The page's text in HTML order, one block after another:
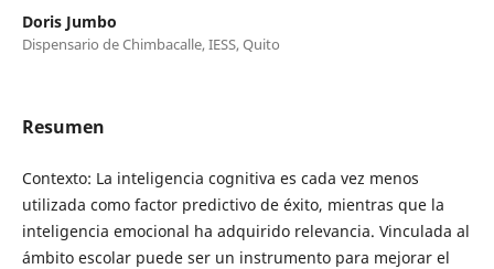
Doris Jumbo
Dispensario de Chimbacalle, IESS, Quito
Resumen
Contexto: La inteligencia cognitiva es cada vez menos
utilizada como factor predictivo de éxito, mientras que la
inteligencia emocional ha adquirido relevancia. Vinculada al
ámbito escolar puede ser un instrumento para mejorar el